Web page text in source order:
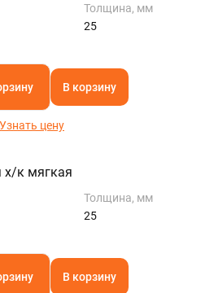
Толщина, мм
25
В корзину
Узнать цену
х/к мягкая
Толщина, мм
25
В корзину